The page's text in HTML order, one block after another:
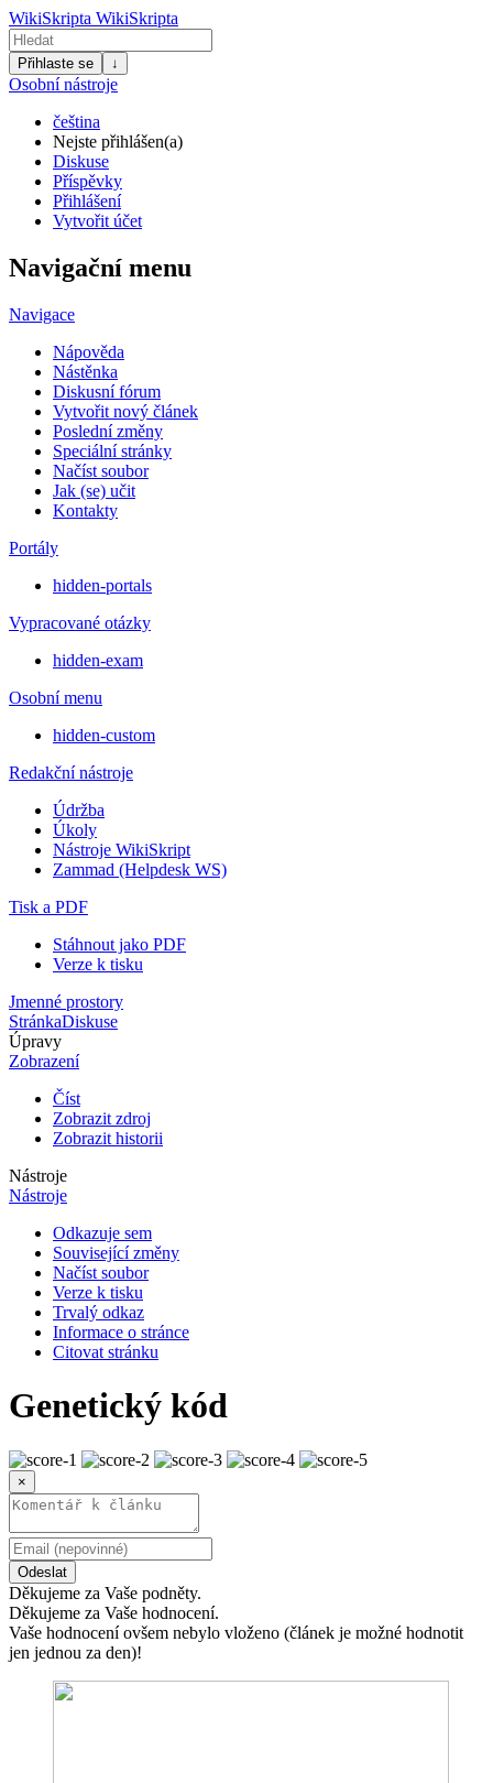
WikiSkripta WikiSkripta
Přihlaste se ↓
Osobní nástroje
čeština
Nejste přihlášen(a)
Diskuse
Příspěvky
Přihlášení
Vytvořit účet
Navigační menu
Navigace
Nápověda
Nástěnka
Diskusní fórum
Vytvořit nový článek
Poslední změny
Speciální stránky
Načíst soubor
Jak (se) učit
Kontakty
Portály
hidden-portals
Vypracované otázky
hidden-exam
Osobní menu
hidden-custom
Redakční nástroje
Údržba
Úkoly
Nástroje WikiSkript
Zammad (Helpdesk WS)
Tisk a PDF
Stáhnout jako PDF
Verze k tisku
Jmenné prostory
StránkaDiskuse
Úpravy
Zobrazení
Číst
Zobrazit zdroj
Zobrazit historii
Nástroje
Nástroje
Odkazuje sem
Související změny
Načíst soubor
Verze k tisku
Trvalý odkaz
Informace o stránce
Citovat stránku
Genetický kód
×
Odeslat
Děkujeme za Vaše podněty.
Děkujeme za Vaše hodnocení.
Vaše hodnocení ovšem nebylo vloženo (článek je možné hodnotit
jen jednou za den)!